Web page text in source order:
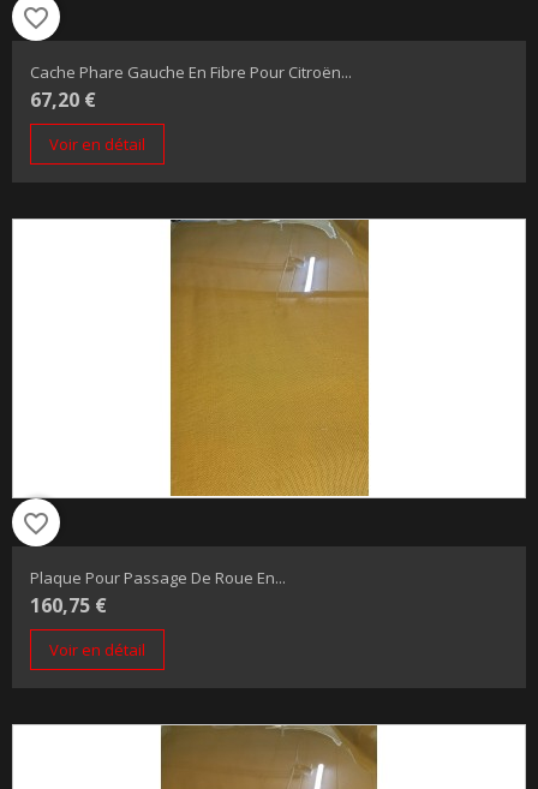
favorite_border
Cache Phare Gauche En Fibre Pour Citroën...
67,20 €
Voir en détail
favorite_border
Plaque Pour Passage De Roue En...
160,75 €
Voir en détail